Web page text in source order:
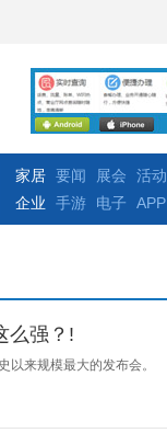
家居 要闻 展会
活动
企业
手游 电子 APP
么强？!
来规模最大的发布会。